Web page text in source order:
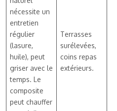
nécessite un
entretien
régulier
(lasure,
huile), peut
griser avec le
temps. Le
composite
peut chauffer
Terrasses
surélevées,
coins repas
extérieurs.